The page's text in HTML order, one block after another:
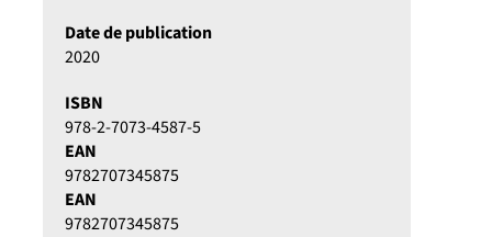
Date de publication
2020
ISBN
978-2-7073-4587-5
EAN
9782707345875
EAN
9782707345875